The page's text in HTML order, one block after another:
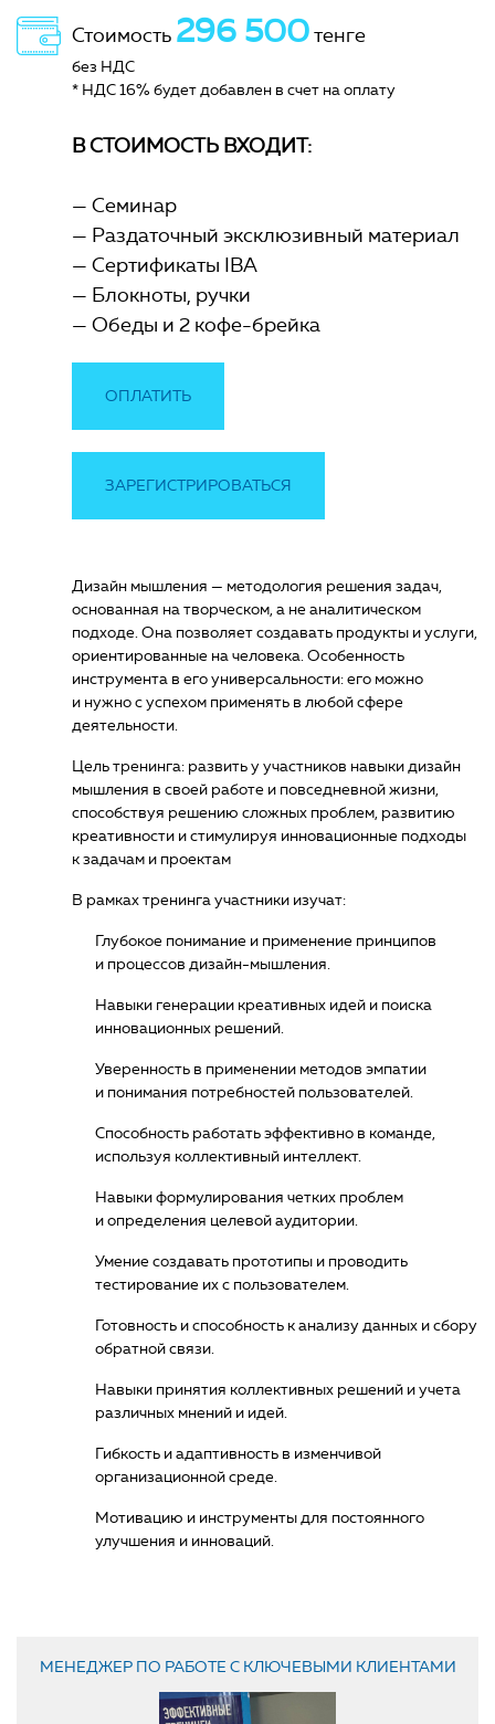
Стоимость 296 500тенге
без НДС
* НДС 16% будет добавлен в счет на оплату
В СТОИМОСТЬ ВХОДИТ:
Семинар
Раздаточный эксклюзивный материал
Сертификаты IBA
Блокноты, ручки
Обеды и 2 кофе-брейка
ОПЛАТИТЬ
ЗАРЕГИСТРИРОВАТЬСЯ
Дизайн мышления — методология решения задач,
основанная на творческом, а не аналитическом
подходе. Она позволяет создавать продукты и услуги,
ориентированные на человека. Особенность
инструмента в его универсальности: его можно
и нужно с успехом применять в любой сфере
деятельности.
Цель тренинга: развить у участников навыки дизайн
мышления в своей работе и повседневной жизни,
способствуя решению сложных проблем, развитию
креативности и стимулируя инновационные подходы
к задачам и проектам
В рамках тренинга участники изучат:
Глубокое понимание и применение принципов
и процессов дизайн-мышления.
Навыки генерации креативных идей и поиска
инновационных решений.
Уверенность в применении методов эмпатии
и понимания потребностей пользователей.
Способность работать эффективно в команде,
используя коллективный интеллект.
Навыки формулирования четких проблем
и определения целевой аудитории.
Умение создавать прототипы и проводить
тестирование их с пользователем.
Готовность и способность к анализу данных и сбору
обратной связи.
Навыки принятия коллективных решений и учета
различных мнений и идей.
Гибкость и адаптивность в изменчивой
организационной среде.
Мотивацию и инструменты для постоянного
улучшения и инноваций.
МЕНЕДЖЕР ПО РАБОТЕ С КЛЮЧЕВЫМИ КЛИЕНТАМИ